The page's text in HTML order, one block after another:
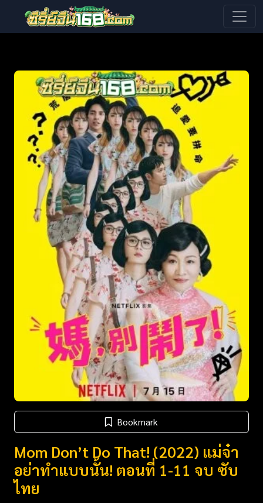
Bookmark
Mom Don’t Do That! (2022) แม่จ๋า
อย่าทำแบบนั้น! ตอนที่ 1-11 จบ ซับ
ไทย